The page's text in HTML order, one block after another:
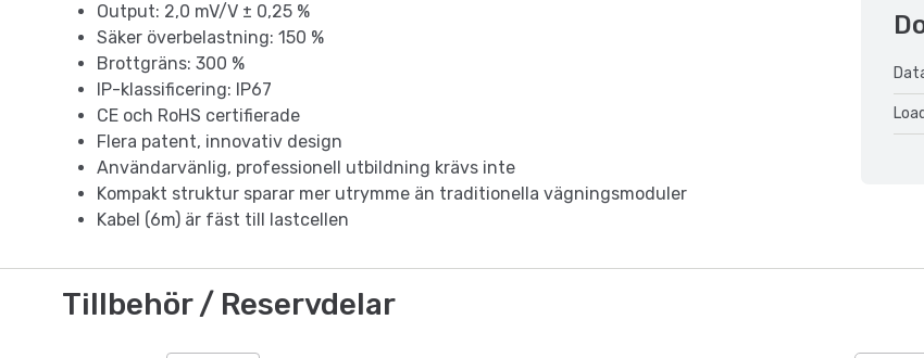
Output: 2,0 mV/V ± 0,25 %
Säker överbelastning: 150 %
Brottgräns: 300 %
IP-klassificering: IP67
CE och RoHS certifierade
Flera patent, innovativ design
Användarvänlig, professionell utbildning krävs inte
Kompakt struktur sparar mer utrymme än traditionella vägningsmoduler
Kabel (6m) är fäst till lastcellen
Tillbehör / Reservdelar